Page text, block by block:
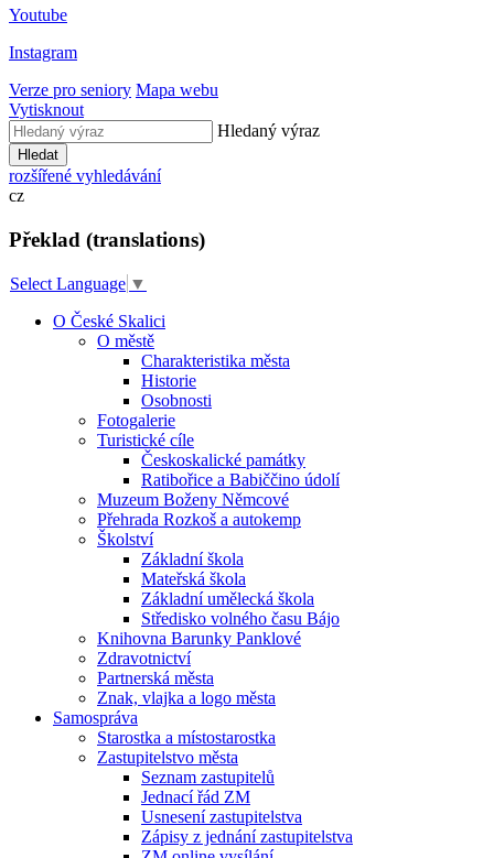
Youtube
Instagram
Verze pro seniory Mapa webu
Vytisknout
Hledaný výraz
Hledat
rozšířené vyhledávání
cz
Překlad (translations)
Select Language ▼
O České Skalici
O městě
Charakteristika města
Historie
Osobnosti
Fotogalerie
Turistické cíle
Českoskalické památky
Ratibořice a Babiččino údolí
Muzeum Boženy Němcové
Přehrada Rozkoš a autokemp
Školství
Základní škola
Mateřská škola
Základní umělecká škola
Středisko volného času Bájo
Knihovna Barunky Panklové
Zdravotnictví
Partnerská města
Znak, vlajka a logo města
Samospráva
Starostka a místostarostka
Zastupitelstvo města
Seznam zastupitelů
Jednací řád ZM
Usnesení zastupitelstva
Zápisy z jednání zastupitelstva